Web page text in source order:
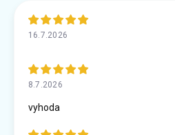
16.7.2026
8.7.2026
vyhoda